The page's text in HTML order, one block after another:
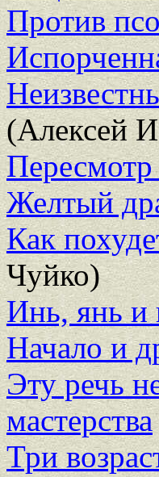
Против
(Алексей
Пересмотр
Желтый
Как
Чуйко)
Инь, янь и
Начало и
Эту речь
мастерства
Три